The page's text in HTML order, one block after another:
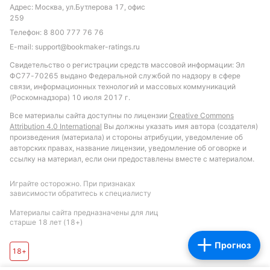
Обновлено:
Автор
Питер Бьёрн
Прогноз
Адрес: Москва, ул.Бутлерова 17, офис
259
Телефон: 8 800 777 76 76
E-mail: support@bookmaker-ratings.ru
Свидетельство о регистрации средств массовой информации: Эл
ФС77-70265 выдано Федеральной службой по надзору в сфере
связи, информационных технологий и массовых коммуникаций
(Роскомнадзора) 10 июля 2017 г.
Все материалы сайта доступны по лицензии Creative Commons
Attribution 4.0 International Вы должны указать имя автора (создателя)
произведения (материала) и стороны атрибуции, уведомление об
авторских правах, название лицензии, уведомление об оговорке и
ссылку на материал, если они предоставлены вместе с материалом.
Играйте осторожно. При признаках
зависимости обратитесь к специалисту
Материалы сайта предназначены для лиц
старше 18 лет (18+)
18+